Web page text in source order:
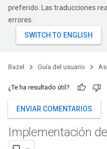
preferido. Las traducciones
errores.
Bazel Guía del usuario
¿Te ha resultado útil?
ENVIAR COMENTARIOS
Implementación